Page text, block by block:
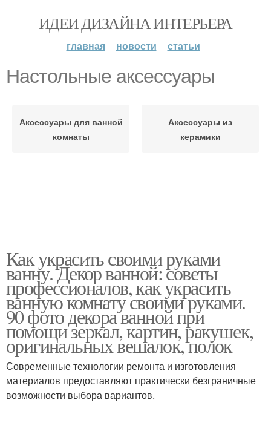
ИДЕИ ДИЗАЙНА ИНТЕРЬЕРА
главная новости статьи
Настольные аксессуары
Аксессуары для ванной
комнаты
Аксессуары из
керамики
Как украсить своими руками
ванну. Декор ванной: советы
профессионалов, как украсить
ванную комнату своими руками.
90 фото декора ванной при
помощи зеркал, картин, ракушек,
оригинальных вешалок, полок
Современные технологии ремонта и изготовления
материалов предоставляют практически безграничные
возможности выбора вариантов.